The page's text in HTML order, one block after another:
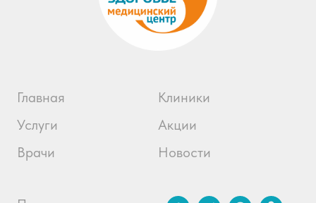
Главная
Услуги
Врачи
Клиники
Акции
Новости